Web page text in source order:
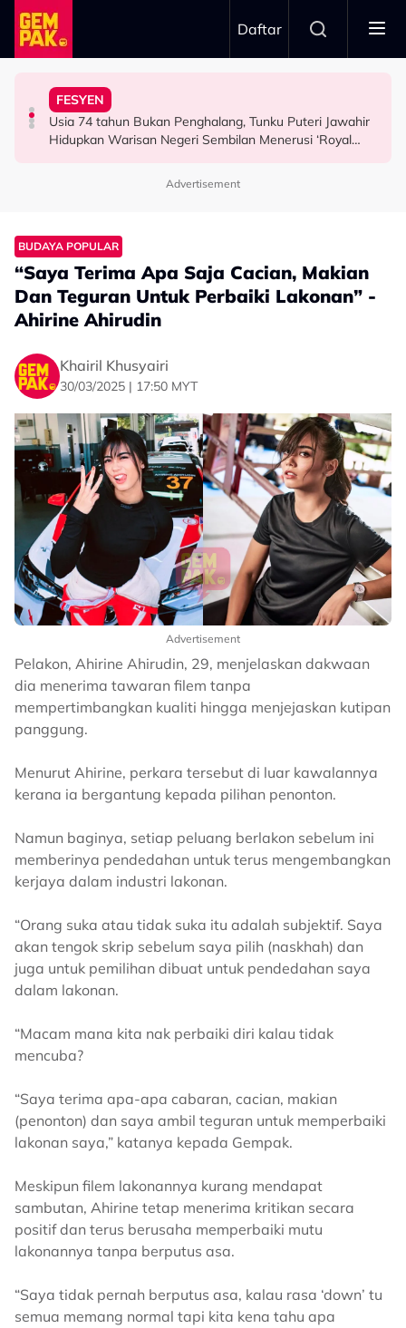
Skip to main content
Daftar
HIBURAN
“Saya Memang Suka Gaya Streetwear…” - Ezaidi Aziz
FESYEN
Usia 74 tahun Bukan Penghalang, Tunku Puteri Jawahir
Hidupkan Warisan Negeri Sembilan Menerusi ‘Royal
BERITA
Tertelan Serpihan Lidi Sate, Wanita Saman Singapore
Airlines
HIBURAN
Permintaan Aneh Jared Leto Di Lokasi, Minta Nelayan
Tangkap Ikan Segar Setiap Hari
Advertisement
BUDAYA POPULAR
“Saya Terima Apa Saja Cacian, Makian
Dan Teguran Untuk Perbaiki Lakonan” -
Ahirine Ahirudin
Khairil Khusyairi
30/03/2025 | 17:50 MYT
Advertisement
Pelakon, Ahirine Ahirudin, 29, menjelaskan dakwaan
dia menerima tawaran filem tanpa
mempertimbangkan kualiti hingga menjejaskan kutipan
panggung.
Menurut Ahirine, perkara tersebut di luar kawalannya
kerana ia bergantung kepada pilihan penonton.
Namun baginya, setiap peluang berlakon sebelum ini
memberinya pendedahan untuk terus mengembangkan
kerjaya dalam industri lakonan.
“Orang suka atau tidak suka itu adalah subjektif. Saya
akan tengok skrip sebelum saya pilih (naskhah) dan
juga untuk pemilihan dibuat untuk pendedahan saya
dalam lakonan.
“Macam mana kita nak perbaiki diri kalau tidak
mencuba?
“Saya terima apa-apa cabaran, cacian, makian
(penonton) dan saya ambil teguran untuk memperbaiki
lakonan saya,” katanya kepada Gempak.
Meskipun filem lakonannya kurang mendapat
sambutan, Ahirine tetap menerima kritikan secara
positif dan terus berusaha memperbaiki mutu
lakonannya tanpa berputus asa.
“Saya tidak pernah berputus asa, kalau rasa ‘down’ tu
semua memang normal tapi kita kena tahu apa